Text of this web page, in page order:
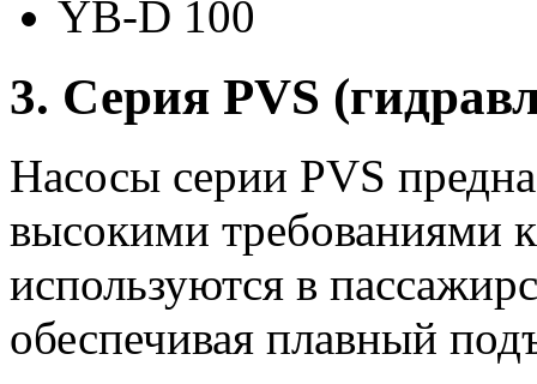
YB-D 100
3. Серия PVS
Насосы серии PVS
высокими требованиями
используются в
обеспечивая плавный